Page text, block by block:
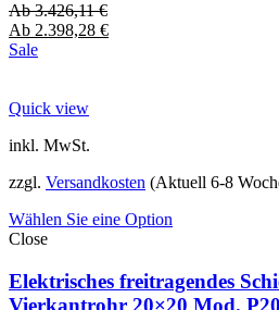
Ab3.426,11€
Ab 2.398,28 €
Sale
Quick view
inkl. MwSt.
zzgl. Versandkosten (Aktuell 6-8
Wählen Sie eine Option
Close
Elektrisches freitragendes
Vierkantrohr 20×20 Mod.